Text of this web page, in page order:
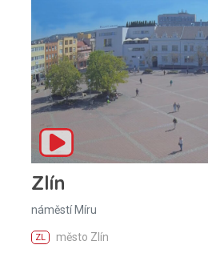
Zlín
náměstí Míru
ZL město Zlín